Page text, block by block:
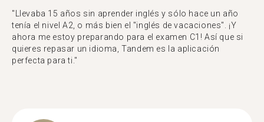
"Llevaba 15 años sin aprender inglés y sólo hace un año
tenía el nivel A2, o más bien el "inglés de vacaciones". ¡Y
ahora me estoy preparando para el examen C1! Así que si
quieres repasar un idioma, Tandem es la aplicación
perfecta para ti."